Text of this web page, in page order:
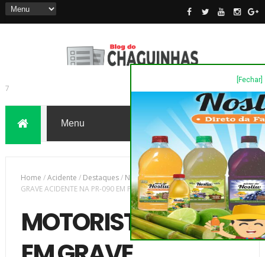
[Fechar]
7
Home /Acidente / Destaques/ Novas/MOTORISTA MORRE EM
GRAVE ACIDENTE NA PR-090 EM PIRAÍ DO SUL
MOTORISTA MORRE